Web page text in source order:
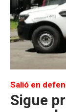
Salió en
Sigue